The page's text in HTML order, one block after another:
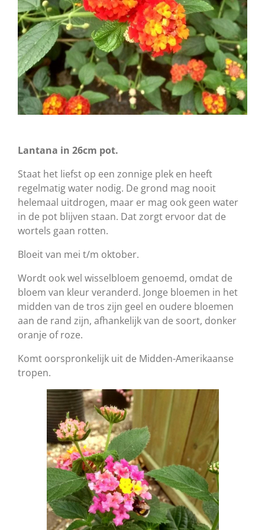
Lantana in 26cm pot.
Staat het liefst op een zonnige plek en heeft
regelmatig water nodig. De grond mag nooit
helemaal uitdrogen, maar er mag ook geen water
in de pot blijven staan. Dat zorgt ervoor dat de
wortels gaan rotten.
Bloeit van mei t/m oktober.
Wordt ook wel wisselbloem genoemd, omdat de
bloem van kleur veranderd. Jonge bloemen in het
midden van de tros zijn geel en oudere bloemen
aan de rand zijn, afhankelijk van de soort, donker
oranje of roze.
Komt oorspronkelijk uit de Midden-Amerikaanse
tropen.